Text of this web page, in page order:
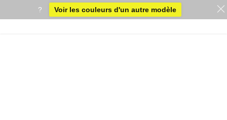
? Voir les couleurs d'un autre modèle